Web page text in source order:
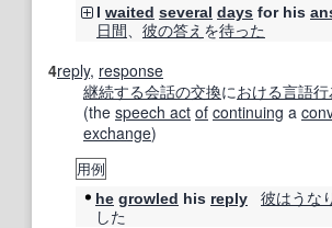
I waited several days for his
日間 彼の答え を待った
4reply, response
継続する会話の交換における言語行
(the speech act of continuing a
exchange)
用例
he growled his reply 彼はうな
した